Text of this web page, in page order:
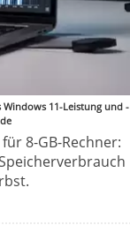
11-Leistung und -
8-GB-Rechner: